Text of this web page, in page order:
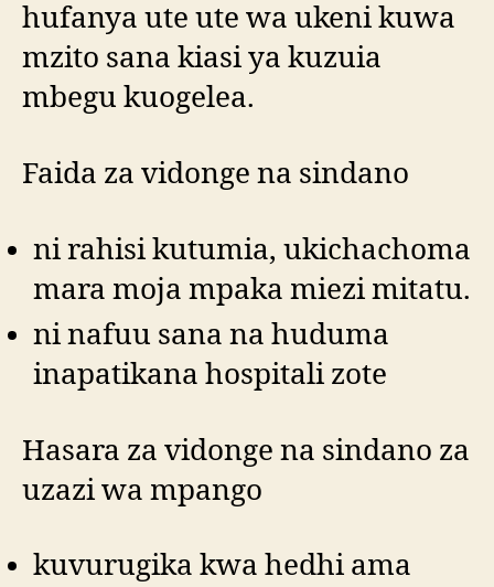
hufanya ute ute wa ukeni kuwa
mzito sana kiasi ya kuzuia
mbegu kuogelea.
Faida za vidonge na sindano
ni rahisi kutumia, ukichachoma
mara moja mpaka miezi mitatu.
ni nafuu sana na huduma
inapatikana hospitali zote
Hasara za vidonge na sindano za
uzazi wa mpango
kuvurugika kwa hedhi ama